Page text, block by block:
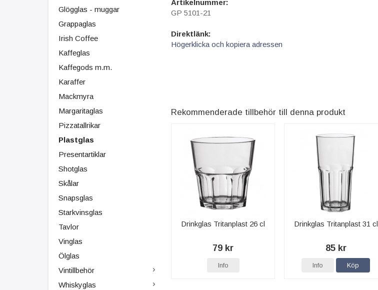
Glögglas - muggar
Grappaglas
Irish Coffee
Kaffeglas
Kaffegods m.m.
Karaffer
Mackmyra
Margaritaglas
Pizzatallrikar
Plastglas
Presentartiklar
Shotglas
Skålar
Snapsglas
Starkvinsglas
Tavlor
Vinglas
Ölglas
Vintillbehör
Whiskyglas
Artikelnummer:
GP 5101-21
Direktlänk:
Högerklicka och kopiera adressen
Rekommenderade tillbehör till denna produkt
Drinkglas Tritanplast 26 cl
79 kr
Info
Drinkglas Tritanplast 31 cl
85 kr
Info Köp